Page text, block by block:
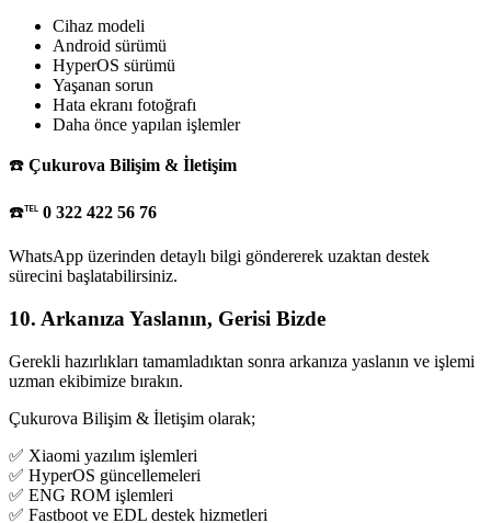
Cihaz modeli
Android sürümü
HyperOS sürümü
Yaşanan sorun
Hata ekranı fotoğrafı
Daha önce yapılan işlemler
☎️ Çukurova Bilişim & İletişim
☎️℡ 0 322 422 56 76
WhatsApp üzerinden detaylı bilgi göndererek uzaktan destek
sürecini başlatabilirsiniz.
10. Arkanıza Yaslanın, Gerisi Bizde
Gerekli hazırlıkları tamamladıktan sonra arkanıza yaslanın ve işlemi
uzman ekibimize bırakın.
Çukurova Bilişim & İletişim olarak;
✅ Xiaomi yazılım işlemleri
✅ HyperOS güncellemeleri
✅ ENG ROM işlemleri
✅ Fastboot ve EDL destek hizmetleri